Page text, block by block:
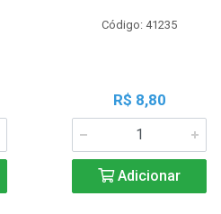
Código: 41235
R$ 8,80
Adicionar